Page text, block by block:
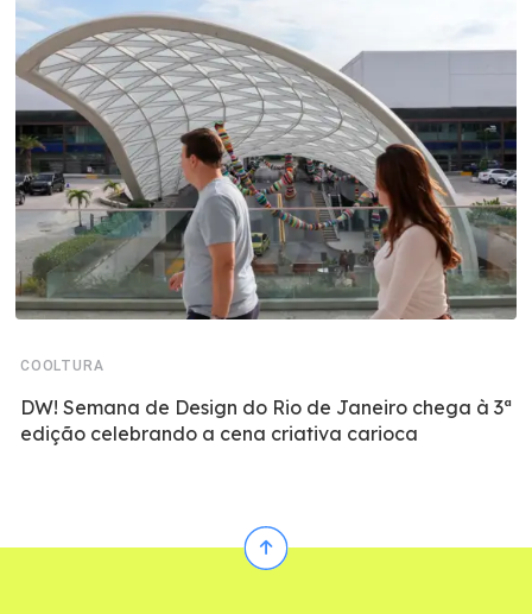
COOLTURA
DW! Semana de Design do Rio de Janeiro chega à 3ª
edição celebrando a cena criativa carioca